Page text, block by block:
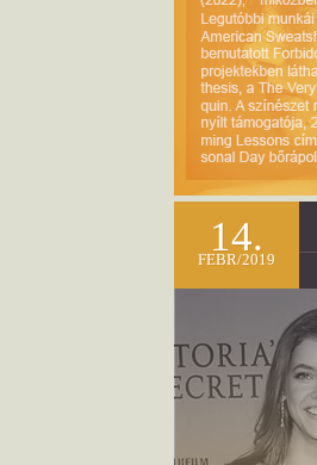
14.
FEBR/2019